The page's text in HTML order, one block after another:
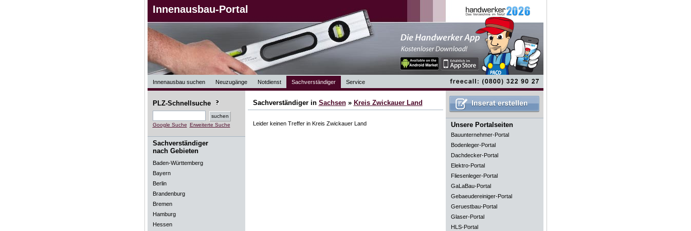
Innenausbau-Portal
Innenausbau suchen Neuzugänge Notdienst Sachverständiger Service
PLZ-Schnellsuche
Google Suche Erweiterte Suche
Sachverständiger
nach Gebieten
Baden-Württemberg
Bayern
Berlin
Brandenburg
Bremen
Hamburg
Hessen
Sachverständiger in Sachsen» Kreis Zwickauer Land
Leider keinen Treffer in Kreis Zwickauer Land Unsere Portalseiten
Bauunternehmer-Portal
Bodenleger-Portal
Dachdecker-Portal
Elektro-Portal
Fliesenleger-Portal
GaLaBau-Portal
Gebaeudereiniger-Portal
Geruestbau-Portal
Glaser-Portal
HLS-Portal